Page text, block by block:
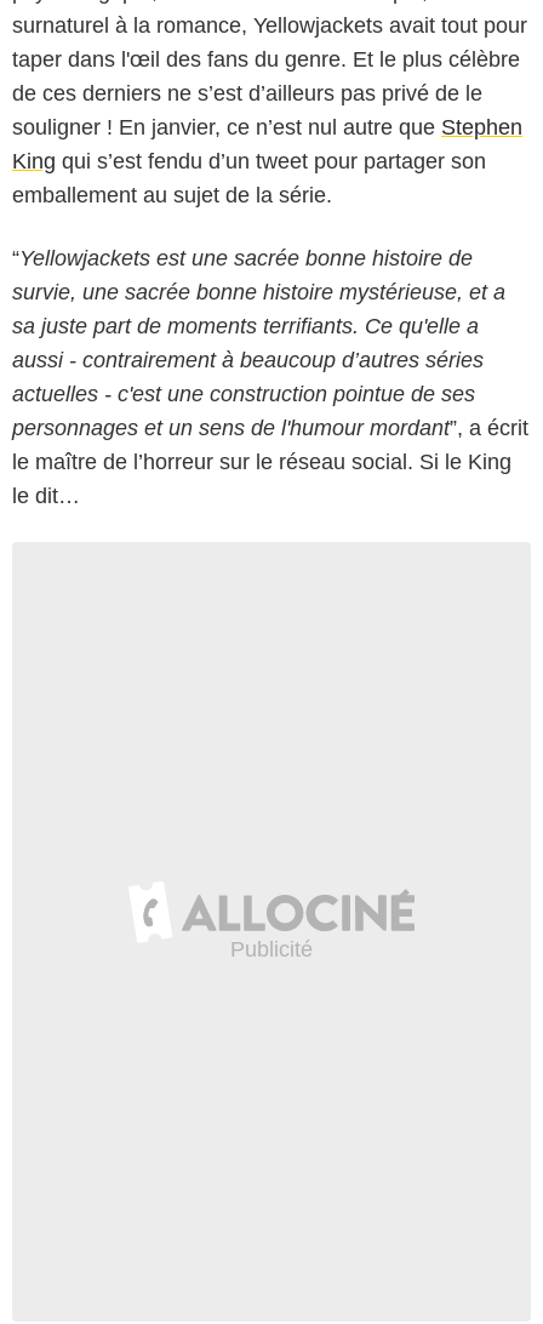
surnaturel à la romance, Yellowjackets avait tout pour
taper dans l'œil des fans du genre. Et le plus célèbre
de ces derniers ne s’est d’ailleurs pas privé de le
souligner ! En janvier, ce n’est nul autre que Stephen
King qui s’est fendu d’un tweet pour partager son
emballement au sujet de la série.
“Yellowjackets est une sacrée bonne histoire de
survie, une sacrée bonne histoire mystérieuse, et a
sa juste part de moments terrifiants. Ce qu'elle a
aussi - contrairement à beaucoup d’autres séries
actuelles - c'est une construction pointue de ses
personnages et un sens de l'humour mordant”, a écrit
le maître de l’horreur sur le réseau social. Si le King
le dit…